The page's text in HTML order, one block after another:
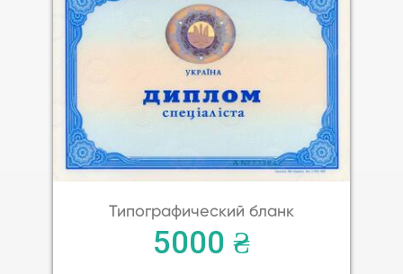
Типографический бланк
5000 ₴